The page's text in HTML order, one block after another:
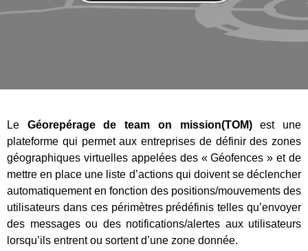
Le Géorepérage de team on mission(TOM)est une
plateforme qui permet aux entreprises de définir des zones
géographiques virtuelles appelées des « Géofences » et de
mettre en place une liste d’actions qui doivent se déclencher
automatiquement en fonction des positions/mouvements des
utilisateurs dans ces périmètres prédéfinis telles qu’envoyer
des messages ou des notifications/alertes aux utilisateurs
lorsqu’ils entrent ou sortent d’une zone donnée.